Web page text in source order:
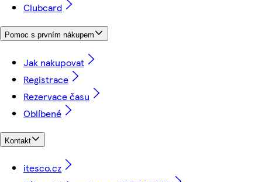
Clubcard
Pomoc s prvním nákupem
Jak nakupovat
Registrace
Rezervace času
Oblíbené
Kontakt
itesco.cz